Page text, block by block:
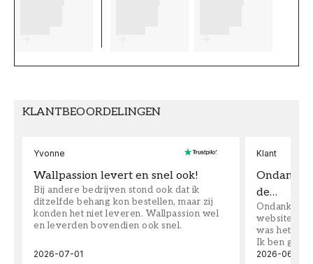
KLANTBEOORDELINGEN
Yvonne
Wallpassion levert en snel ook!
Bij andere bedrijven stond ook dat ik
ditzelfde behang kon bestellen, maar zij
konden het niet leveren. Wallpassion wel
en leverden bovendien ook snel.
2026-07-01
Klant
Ondanks
de…
Ondanks
website
was het
Ik ben
2026-06-08